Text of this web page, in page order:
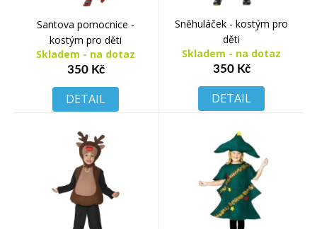
Santova pomocnice -
kostým pro děti
Skladem - na dotaz
350 Kč
DETAIL
Sněhuláček - kostým pro
děti
Skladem - na dotaz
350 Kč
DETAIL